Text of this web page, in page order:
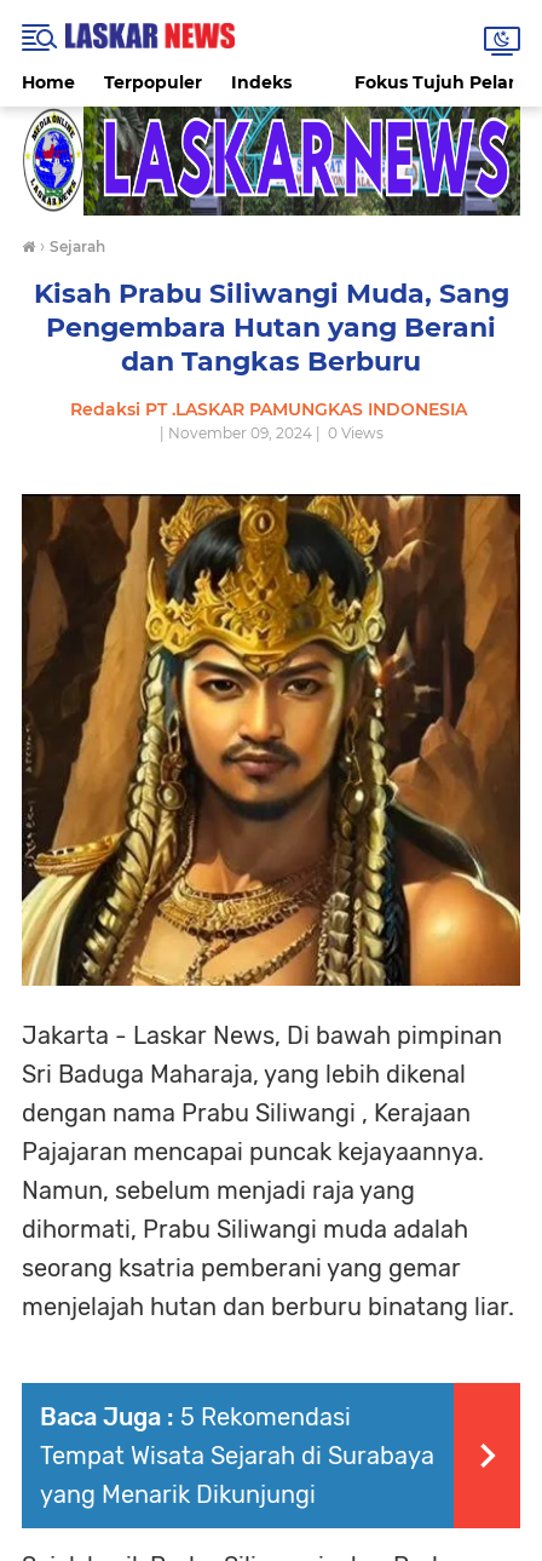
Home Terpopuler Indeks Fokus Tujuh
› Sejarah
Kisah Prabu Siliwangi Muda, Sang
Pengembara Hutan yang Berani
dan Tangkas Berburu
Redaksi PT .LASKAR PAMUNGKAS INDONESIA
| November 09, 2024 | 0Views
Jakarta - Laskar News, Di bawah pimpinan
Sri Baduga Maharaja, yang lebih dikenal
dengan nama Prabu Siliwangi , Kerajaan
Pajajaran mencapai puncak kejayaannya.
Namun, sebelum menjadi raja yang
dihormati, Prabu Siliwangi muda adalah
seorang ksatria pemberani yang gemar
menjelajah hutan dan berburu binatang liar.
Baca Juga : 5 Rekomendasi
Tempat Wisata Sejarah di Surabaya
yang Menarik Dikunjungi